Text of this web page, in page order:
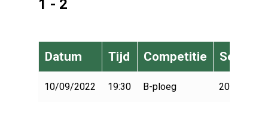
1 - 2
Datum Tijd Competitie Seizoen
10/09/2022 19:30 B-ploeg 2022-2023